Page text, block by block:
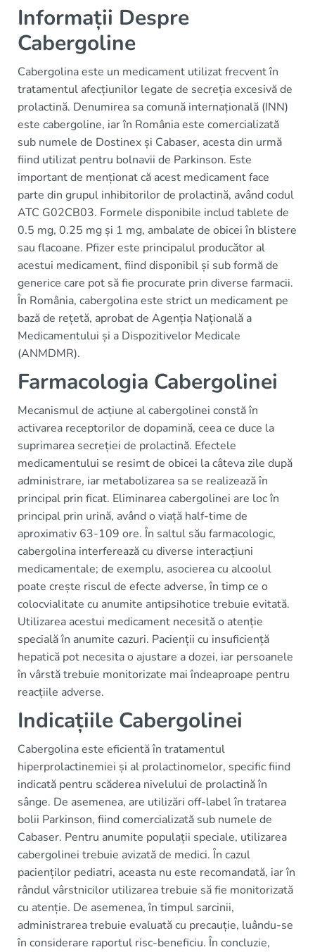
Informații Despre
Cabergoline
Cabergolina este un medicament utilizat frecvent în
tratamentul afecțiunilor legate de secreția excesivă de
prolactină. Denumirea sa comună internațională (INN)
este cabergoline, iar în România este comercializată
sub numele de Dostinex și Cabaser, acesta din urmă
fiind utilizat pentru bolnavii de Parkinson. Este
important de menționat că acest medicament face
parte din grupul inhibitorilor de prolactină, având codul
ATC G02CB03. Formele disponibile includ tablete de
0.5 mg, 0.25 mg și 1 mg, ambalate de obicei în blistere
sau flacoane. Pfizer este principalul producător al
acestui medicament, fiind disponibil și sub formă de
generice care pot să fie procurate prin diverse farmacii.
În România, cabergolina este strict un medicament pe
bază de rețetă, aprobat de Agenția Națională a
Medicamentului și a Dispozitivelor Medicale
(ANMDMR).
Farmacologia Cabergolinei
Mecanismul de acțiune al cabergolinei constă în
activarea receptorilor de dopamină, ceea ce duce la
suprimarea secreției de prolactină. Efectele
medicamentului se resimt de obicei la câteva zile după
administrare, iar metabolizarea sa se realizează în
principal prin ficat. Eliminarea cabergolinei are loc în
principal prin urină, având o viață half-time de
aproximativ 63-109 ore. În saltul său farmacologic,
cabergolina interferează cu diverse interacțiuni
medicamentale; de exemplu, asocierea cu alcoolul
poate crește riscul de efecte adverse, în timp ce o
colocvialitate cu anumite antipsihotice trebuie evitată.
Utilizarea acestui medicament necesită o atenție
specială în anumite cazuri. Pacienții cu insuficiență
hepatică pot necesita o ajustare a dozei, iar persoanele
în vârstă trebuie monitorizate mai îndeaproape pentru
reacțiile adverse.
Indicațiile Cabergolinei
Cabergolina este eficientă în tratamentul
hiperprolactinemiei și al prolactinomelor, specific fiind
indicată pentru scăderea nivelului de prolactină în
sânge. De asemenea, are utilizări off-label în tratarea
bolii Parkinson, fiind comercializată sub numele de
Cabaser. Pentru anumite populații speciale, utilizarea
cabergolinei trebuie avizată de medici. În cazul
pacienților pediatri, aceasta nu este recomandată, iar în
rândul vârstnicilor utilizarea trebuie să fie monitorizată
cu atenție. De asemenea, în timpul sarcinii,
administrarea trebuie evaluată cu precauție, luându-se
în considerare raportul risc-beneficiu. În concluzie,